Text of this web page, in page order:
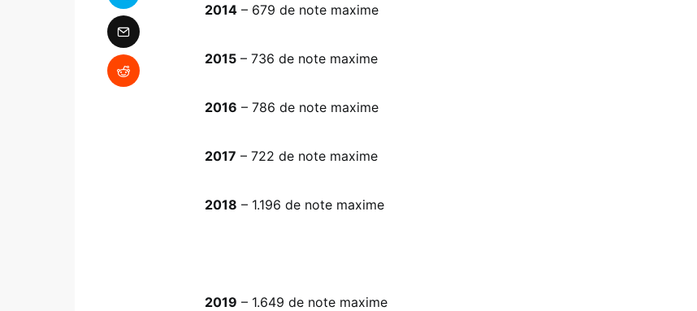
2014 – 679 de note maxime
2015 – 736 de note maxime
2016 – 786 de note maxime
2017 – 722 de note maxime
2018 – 1.196 de note maxime
2019 – 1.649 de note maxime